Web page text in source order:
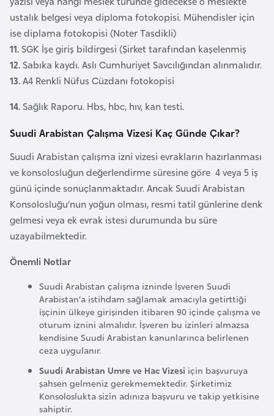
ustalık belgesi veya diploma fotokopisi. Mühendisler için
ise diplama fotokopisi (Noter Tasdikli)
11.SGK İşe giriş bildirgesi (Şirket tarafından kaşelenmiş
12.Sabıka kaydı. Aslı Cumhuriyet Savcılığından alınmalıdır.
13.A4 Renkli Nüfus Cüzdanı fotokopisi
14.Sağlık Raporu. Hbs, hbc, hıv, kan testi.
Suudi Arabistan Çalışma Vizesi Kaç Günde Çıkar?
Suudi Arabistan çalışma izni vizesi evrakların hazırlanması
ve konsolosluğun değerlendirme süresine göre 4 veya 5 iş
günü içinde sonuçlanmaktadır. Ancak Suudi Arabistan
Konsolosluğu’nun yoğun olması, resmi tatil günlerine denk
gelmesi veya ek evrak istesi durumunda bu süre
uzayabilmektedir.
Önemli Notlar
Suudi Arabistan çalışma izninde İşveren Suudi
Arabistan’a istihdam sağlamak amacıyla getirttiği
işçinin ülkeye girişinden itibaren 90 içinde çalışma ve
oturum iznini almalıdır. İşveren bu izinleri almazsa
kendisine Suudi Arabistan kanunlarınca belirlenen
ceza uygulanır.
Suudi Arabistan Umre ve Hac Vizesi için başvuruya
şahsen gelmeniz gerekmemektedir. Şirketimiz
Konsoloslukta sizin adınıza başvuru ve takip yetkisine
sahiptir.
F
a
s
o
a
Ç
e
k
C
u
m